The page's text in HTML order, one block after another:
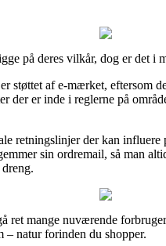
på deres vilkår, dog er det i
støttet af e-mærket, eftersom
der er inde i reglerne på
retningslinjer der kan
sin ordremail, så man
mange nuværende
natur forinden du shopper.